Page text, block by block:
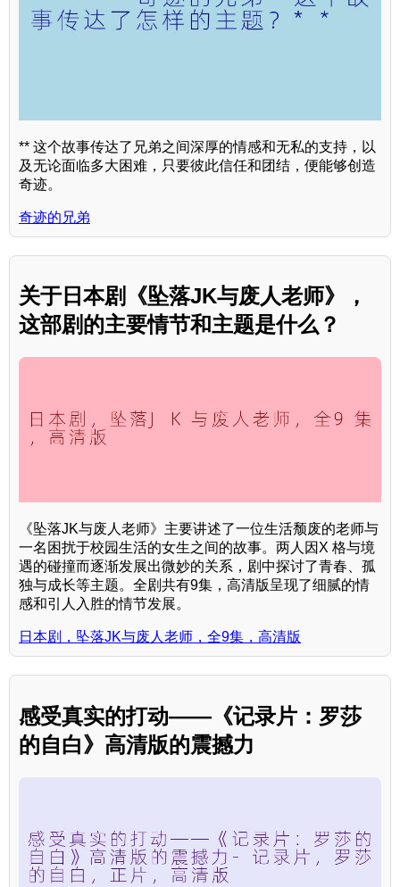
** 这个故事传达了兄弟之间深厚的情感和无私的支持，以
及无论面临多大困难，只要彼此信任和团结，便能够创造
奇迹。
奇迹的兄弟
关于日本剧《坠落JK与废人老师》，
这部剧的主要情节和主题是什么？
《坠落JK与废人老师》主要讲述了一位生活颓废的老师与
一名困扰于校园生活的女生之间的故事。两人因X 格与境
遇的碰撞而逐渐发展出微妙的关系，剧中探讨了青春、孤
独与成长等主题。全剧共有9集，高清版呈现了细腻的情
感和引人入胜的情节发展。
日本剧，坠落JK与废人老师，全9集，高清版
感受真实的打动——《记录片：罗莎
的自白》高清版的震撼力